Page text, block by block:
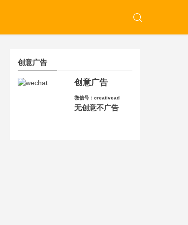
创意广告
创意广告
微信号：creativead
无创意不广告